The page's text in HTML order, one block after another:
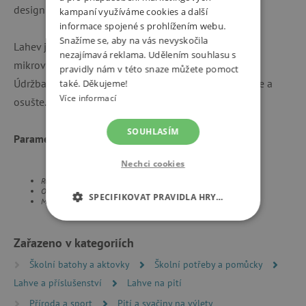
designu - lahev na pití, batoh a krabička na svačinu.
Lahev je nevhodná pro vroucí nebo horké tekutiny,
mikrovlnnou troubu nebo troubu.
Údržba: Láhev, uzávěr a brčko po použití ručně umyjte a
osušte. Nevhodné do myčky nádobí.
Parametry:
Rozměry: 7,3 x 16,5 x 7,3 cm
Obsah: 450 ml
Materiál: Tritan/polypropylen
Zařazeno v kategoriích
Školní batohy a aktovky
Školní potřeby a pomůcky
Lahve a příslušenství
Lahve na pití
Příroda a sport
Pití a svačiny na výlety
kampaní využíváme cookies a další
informace spojené s prohlížením webu.
Snažíme se, aby na vás nevyskočila
nezajímavá reklama. Udělením souhlasu s
pravidly nám v této snaze můžete pomoct
také. Děkujeme!
Více informací
SOUHLASÍM
Nechci cookies
SPECIFIKOVAT PRAVIDLA HRY…
NEZBYTNĚ NUTNÉ COOKIES
ANALYTICKÉ COOKIES
MARKETINGOVÉ COOKIES